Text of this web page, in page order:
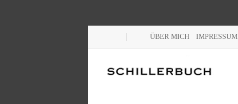
ÜBER MICH IMPRESSUM